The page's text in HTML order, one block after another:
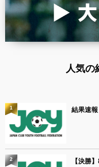
人気の
結果速報
1
【決勝
2